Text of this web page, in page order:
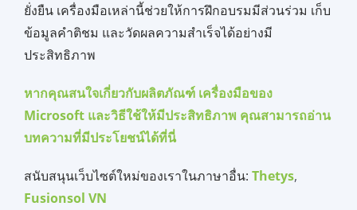
ยั่งยืน เครื่องมือเหล่านี้ช่วยให้การฝึกอบรมมีส่วนร่วม เก็บ
ข้อมูลคำติชม และวัดผลความสำเร็จได้อย่างมี
ประสิทธิภาพ
หากคุณสนใจเกี่ยวกับผลิตภัณฑ์ เครื่องมือของ
Microsoft และวิธีใช้ให้มีประสิทธิภาพ คุณสามารถอ่าน
บทความที่มีประโยชน์ได้ที่นี่
สนับสนุนเว็บไซต์ใหม่ของเราในภาษาอื่น: Thetys,
Fusionsol VN